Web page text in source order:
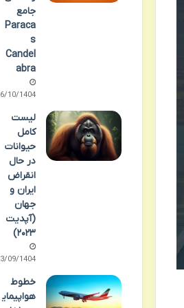
جامع
Paraca
s
Candel
abra
06/10/1404
لیست
کامل
حیوانات
در حال
انقراض
ایران و
جهان
(آپدیت
۲۰۲۳)
23/09/1404
خطوط
هواپیمای